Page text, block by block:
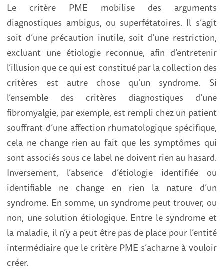
Le critère PME mobilise des arguments
diagnostiques ambigus, ou superfétatoires. Il s’agit
soit d’une précaution inutile, soit d’une restriction,
excluant une étiologie reconnue, afin d’entretenir
l’illusion que ce qui est constitué par la collection des
critères est autre chose qu’un syndrome. Si
l’ensemble des critères diagnostiques d’une
fibromyalgie, par exemple, est rempli chez un patient
souffrant d’une affection rhumatologique spécifique,
cela ne change rien au fait que les symptômes qui
sont associés sous ce label ne doivent rien au hasard.
Inversement, l’absence d’étiologie identifiée ou
identifiable ne change en rien la nature d’un
syndrome. En somme, un syndrome peut trouver, ou
non, une solution étiologique. Entre le syndrome et
la maladie, il n’y a peut être pas de place pour l’entité
intermédiaire que le critère PME s’acharne à vouloir
créer.